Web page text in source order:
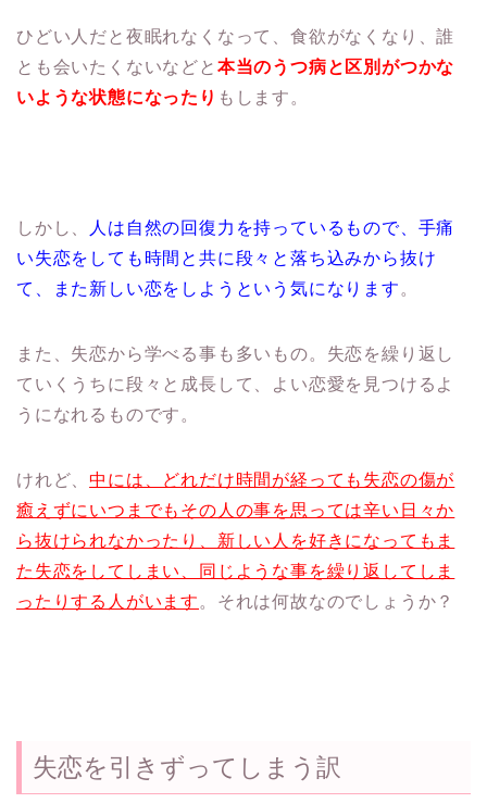
ひどい人だと夜眠れなくなって、食欲がなくなり、誰
とも会いたくないなどと 本当のうつ病と区別がつかな
いような状態になったり もします。
しかし、
人は自然の回復力を持っているもので、手痛
い失恋をしても時間と共に段々と落ち込みから抜け
て、また新しい恋をしようという気になります 。
また、失恋から学べる事も多いもの。失恋を繰り返し
ていくうちに段々と成長して、よい恋愛を見つけるよ
うになれるものです。
けれど、中には、どれだけ時間が経っても失恋の傷が
癒えずにいつまでもその人の事を思っては辛い日々か
ら抜けられなかったり、新しい人を好きになってもま
た失恋をしてしまい、同じような事を繰り返してしま
ったりする人がいます 。それは何故なのでしょうか？
失恋を引きずってしまう訳